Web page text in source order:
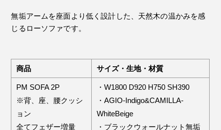
無垢アームを座面より低く設計した、天然木の温かみを感
じるローソファです。
商品 サイズ・生地・材質
PM SOFA 2P
※背、座、腰クッシ
ョン
全てフェザー増量
・W1800 D920 H750 SH390
・AGIO-Indigo&CAMILLA-
WhiteBeige
・ブラックウォールナット無垢